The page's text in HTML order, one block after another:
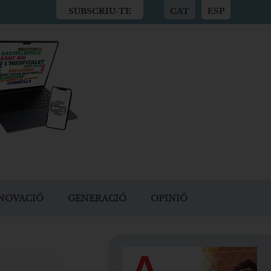
SUBSCRIU-TE CAT ESP
GENERACIÓ OPINIÓ